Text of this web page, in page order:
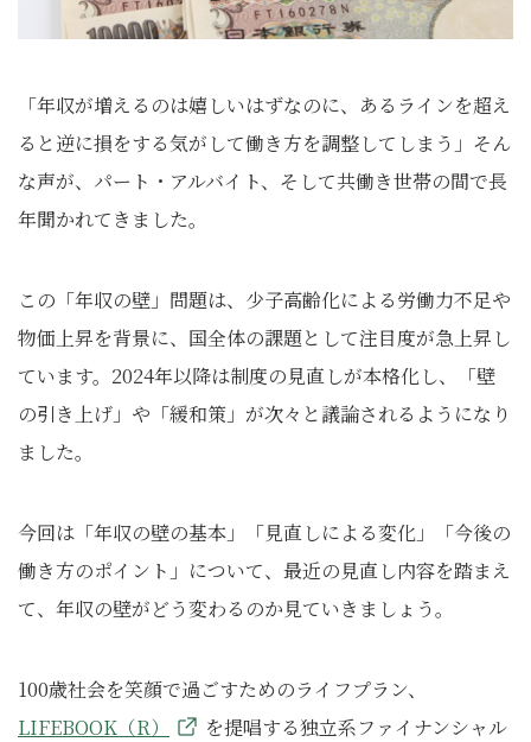
「年収が増えるのは嬉しいはずなのに、あるラインを超え
ると逆に損をする気がして働き方を調整してしまう」そん
な声が、パート・アルバイト、そして共働き世帯の間で長
年聞かれてきました。
この「年収の壁」問題は、少子高齢化による労働力不足や
物価上昇を背景に、国全体の課題として注目度が急上昇し
ています。2024年以降は制度の見直しが本格化し、「壁
の引き上げ」や「緩和策」が次々と議論されるようになり
ました。
今回は「年収の壁の基本」「見直しによる変化」「今後の
働き方のポイント」について、最近の見直し内容を踏まえ
て、年収の壁がどう変わるのか見ていきましょう。
100歳社会を笑顔で過ごすためのライフプラン、
LIFEBOOK（R）
を提唱する独立系ファイナンシャル